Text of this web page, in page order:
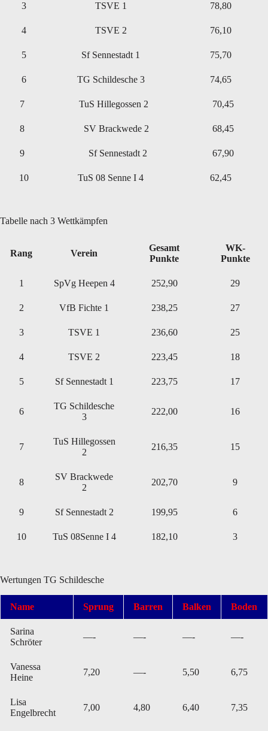
3 TSVE 1 78,80
4 TSVE 2 76,10
5 Sf Sennestadt 1 75,70
6 TG Schildesche 3 74,65
7 TuS Hillegossen 2 70,45
8 SV Brackwede 2 68,45
9 Sf Sennestadt 2 67,90
10 TuS 08 Senne I 4 62,45
Tabelle nach 3 Wettkämpfen
Rang Verein
Gesamt
Punkte
WK-
Punkte
1 SpVg Heepen 4 252,90 29
2 VfB Fichte 1 238,25 27
3 TSVE 1 236,60 25
4 TSVE 2 223,45 18
5 Sf Sennestadt 1 223,75 17
6
TG Schildesche
3
222,00 16
7
TuS Hillegossen
2
216,35 15
8
SV Brackwede
2
202,70 9
9 Sf Sennestadt 2 199,95 6
10 TuS 08Senne I 4 182,10 3
Wertungen TG Schildesche
Name Sprung Barren Balken Boden
Sarina
Schröter
—- —- —- —-
Vanessa
Heine
7,20 —- 5,50 6,75
Lisa
Engelbrecht
7,00 4,80 6,40 7,35